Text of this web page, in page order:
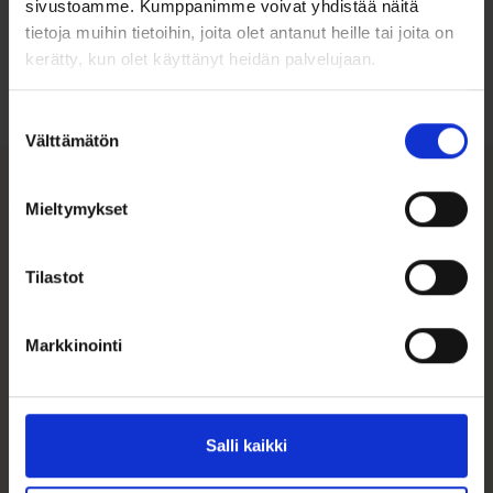
sivustoamme. Kumppanimme voivat yhdistää näitä
tietoja muihin tietoihin, joita olet antanut heille tai joita on
kerätty, kun olet käyttänyt heidän palvelujaan.
valinta
Välttämätön
Mieltymykset
Tilastot
Markkinointi
Salli kaikki
Ohjeita sormuksen tai korun
koon valintaan
Tutustu myös